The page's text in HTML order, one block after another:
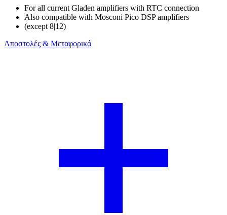
For all current Gladen amplifiers with RTC connection
Also compatible with Mosconi Pico DSP amplifiers
(except 8|12)
Αποστολές & Μεταφορικά